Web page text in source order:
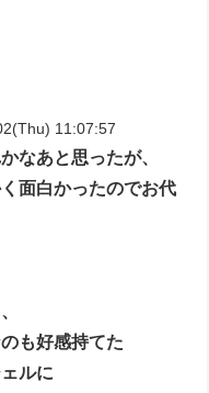
11:07:57
なあと思ったが、
面白かったのでお代
も好感持てた
ルに